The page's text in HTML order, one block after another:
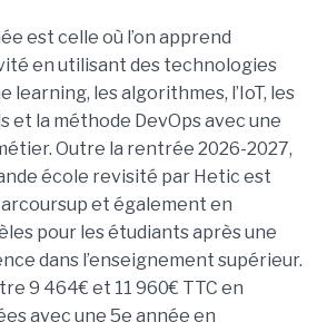
est celle où l’on apprend
en utilisant des technologies
learning, les algorithmes, l’IoT, les
et la méthode DevOps avec une
Outre la rentrée 2026-2027,
école revisité par Hetic est
et également en
pour les étudiants après une
dans l’enseignement supérieur.
9 464€ et 11 960€ TTC en
avec une 5e année en